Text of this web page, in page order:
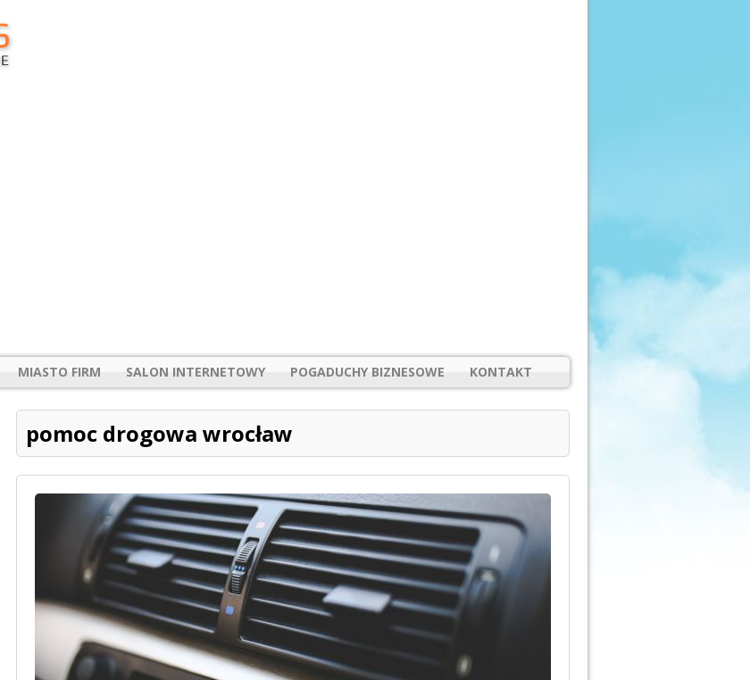
MIASTO FIRM SALON INTERNETOWY POGADUCHY BIZNESOWE KONTAKT
pomoc drogowa wrocław